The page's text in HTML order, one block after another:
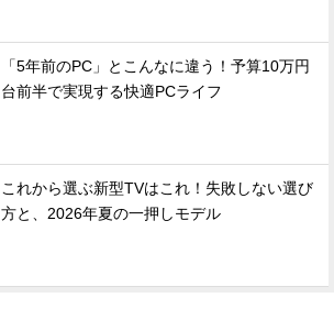
「5年前のPC」とこんなに違う！予算10万円
台前半で実現する快適PCライフ
これから選ぶ新型TVはこれ！失敗しない選び
方と、2026年夏の一押しモデル